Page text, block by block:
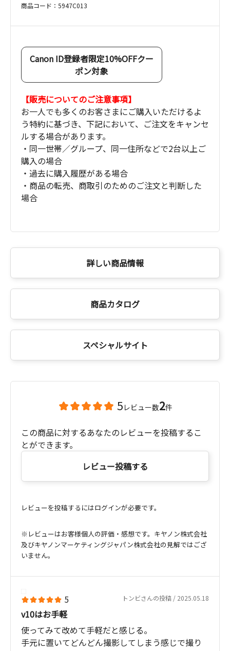
商品コード：5947C013
Canon ID登録者限定10%OFFクー
ポン対象
【販売についてのご注意事項】
お一人でも多くのお客さまにご購入いただけるよ
う特約に基づき、下記において、ご注文をキャンセ
ルする場合があります。
・同一世帯／グループ、同一住所などで2台以上ご
購入の場合
・過去に購入履歴がある場合
・商品の転売、商取引のためのご注文と判断した
場合
詳しい商品情報
商品カタログ
スペシャルサイト
5 レビュー数2件
この商品に対するあなたのレビューを投稿するこ
とができます。
レビュー投稿する
レビューを投稿するにはログインが必要です。
※レビューはお客様個人の評価・感想です。キヤノン株式会社
及びキヤノンマーケティングジャパン株式会社の見解ではござ
いません。
v10はお手軽
使ってみて改めて手軽だと感じる。
手元に置いてどんどん撮影してしまう感じで撮り
5 トンビさんの投稿 / 2025.05.18